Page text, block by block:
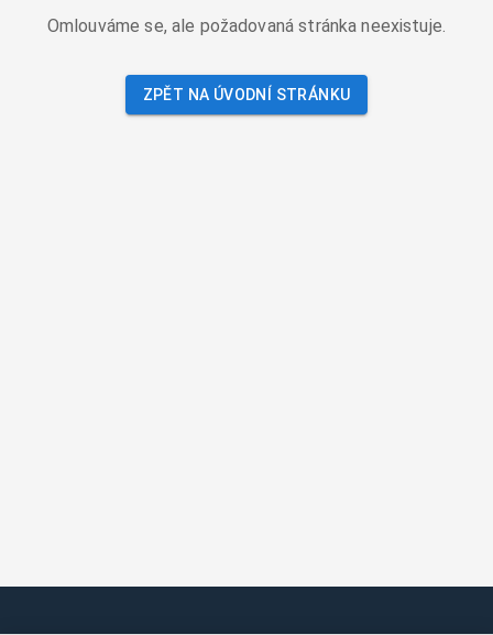
Omlouváme se, ale požadovaná stránka neexistuje.
ZPĚT NA ÚVODNÍ STRÁNKU